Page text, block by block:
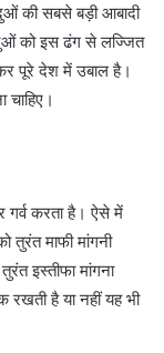
की सबसे बड़ी आबादी
को इस ढंग से लज्जित
पूरे देश में उबाल है।
गर्व करता है। ऐसे में
तुरंत माफी मांगनी
इस्तीफा मांगना
रखती है या नहीं यह भी